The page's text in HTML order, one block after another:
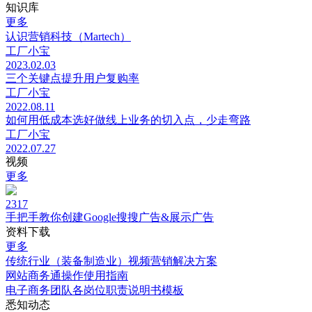
知识库
更多
认识营销科技（Martech）
工厂小宝
2023.02.03
三个关键点提升用户复购率
工厂小宝
2022.08.11
如何用低成本选好做线上业务的切入点，少走弯路
工厂小宝
2022.07.27
视频
更多
2317
手把手教你创建Google搜搜广告&展示广告
资料下载
更多
传统行业（装备制造业）视频营销解决方案
网站商务通操作使用指南
电子商务团队各岗位职责说明书模板
悉知动态